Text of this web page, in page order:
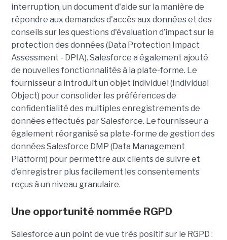
interruption, un document d'aide sur la manière de
répondre aux demandes d'accès aux données et des
conseils sur les questions d'évaluation d’impact sur la
protection des données (Data Protection Impact
Assessment - DPIA). Salesforce a également ajouté
de nouvelles fonctionnalités à la plate-forme. Le
fournisseur a introduit un objet individuel (Individual
Object) pour consolider les préférences de
confidentialité des multiples enregistrements de
données effectués par Salesforce. Le fournisseur a
également réorganisé sa plate-forme de gestion des
données Salesforce DMP (Data Management
Platform) pour permettre aux clients de suivre et
d’enregistrer plus facilement les consentements
reçus à un niveau granulaire.
Une opportunité nommée RGPD
Salesforce a un point de vue très positif sur le RGPD :